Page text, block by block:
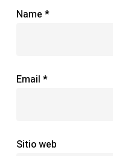
Name *
Email *
Sitio web